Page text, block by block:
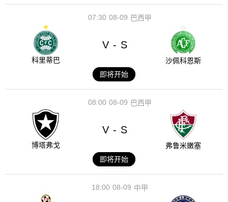
08-09
07:30 巴西甲
科里蒂巴
V - S
沙佩科恩斯
即将开始
08-09
08:00 巴西甲
博塔弗戈
V - S
弗鲁米嫩塞
即将开始
08-09
18:00 中甲